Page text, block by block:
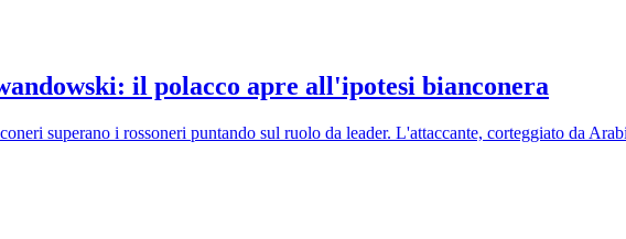
il polacco apre all'ipotesi bianconera
superano i rossoneri puntando sul ruolo da leader. L'attaccante, corteggiato da